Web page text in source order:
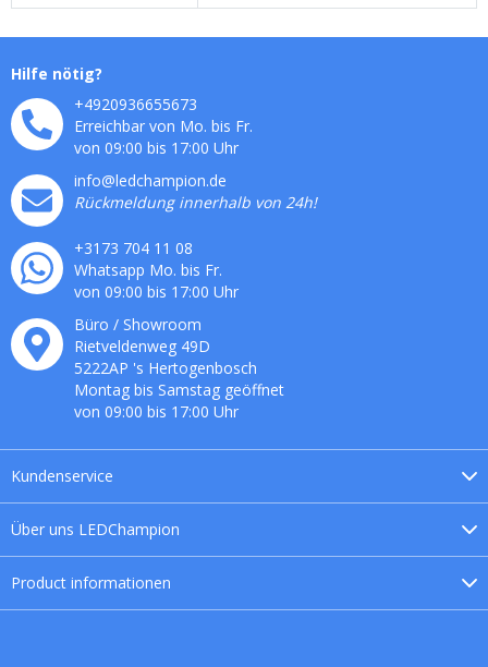
Über uns LEDChampion
Product informationen
Kundenservice
Hilfe nötig?
+4920936655673
Erreichbar von Mo. bis Fr.
von 09:00 bis 17:00 Uhr
info@ledchampion.de
Rückmeldung innerhalb von 24h!
+3173 704 11 08
Whatsapp Mo. bis Fr.
von 09:00 bis 17:00 Uhr
Büro / Showroom
Rietveldenweg 49D
5222AP 's Hertogenbosch
Montag bis Samstag geöffnet
von 09:00 bis 17:00 Uhr